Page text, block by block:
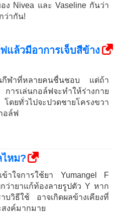
ง Nivea และ Vaseline กันว่า
ว่ากัน!
แล้วมีอาการเจ็บสีข้าง
กีฬาที่หลายคนชื่นชอบ แต่ถ้า
ารเล่นกอล์ฟจะทำให้ร่างกาย
ดยทั่วไปจะปวดชายโครงขวา
อล์ฟ
หม?
ข้าใจการใช้ยา Yumangel F
ว่ายาแก้ท้องลายรูปตัว Y หาก
บวิธีใช้ อาจเกิดผลข้างเคียงที่
งค์มากมาย